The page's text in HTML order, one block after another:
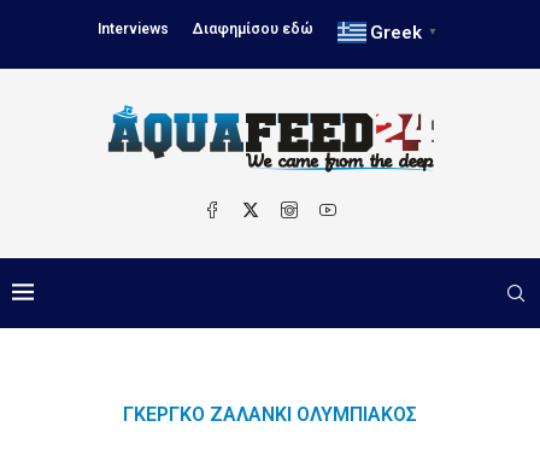
Interviews Διαφημίσου εδώ Greek ▼
ΓΚΈΡΓΚΟ ΖΑΛΆΝΚΙ ΟΛΥΜΠΙΑΚΟΣ